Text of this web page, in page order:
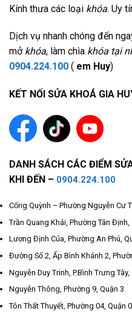
Kính thưa các loại khóa. Uy
Dịch vụ nhanh chóng đến
mở khóa, làm chìa khóa tại
0904.224.100 ( em Huy)
KẾT NỐI SỬA KHOÁ GIA
DANH SÁCH CÁC ĐIỂM
KHI ĐẾN – 0904.224.100
Cống Quỳnh – Phường Nguyễn Cư
Trần Quang Khải, Phường Tân Định,
Lương Định Của, Phường An Phú,
Đường Số 2, Ấp Bình Khánh 2,
Nguyễn Duy Trinh, P.Bình Trưng Tây,
Nguyễn Thông, Phường 9, Quận 3
Tôn Thất Thuyết, Phường 04, Quận